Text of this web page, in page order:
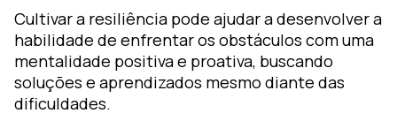
Cultivar a resiliência pode ajudar a desenvolver a
habilidade de enfrentar os obstáculos com uma
mentalidade positiva e proativa, buscando
soluções e aprendizados mesmo diante das
dificuldades.